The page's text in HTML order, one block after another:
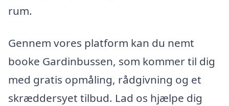
rum.
Gennem vores platform kan du nemt
booke Gardinbussen, som kommer til dig
med gratis opmåling, rådgivning og et
skræddersyet tilbud. Lad os hjælpe dig